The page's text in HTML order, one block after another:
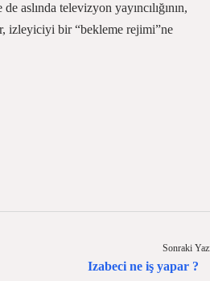
aslında televizyon yayıncılığının,
izleyiciyi bir “bekleme rejimi”ne
Sonraki
Izabeci ne iş yapar ?